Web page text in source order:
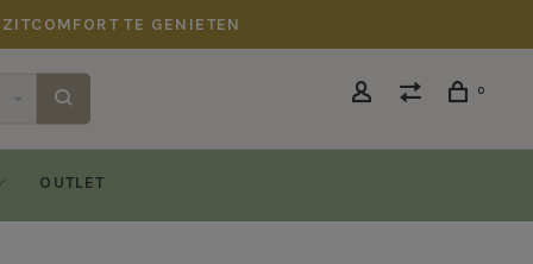
TE GENIETEN
0
OUTLET